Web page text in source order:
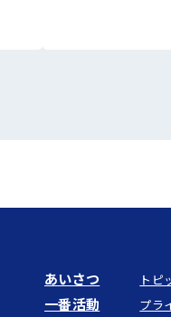
あいさつ
一番活動
トピ
プラ